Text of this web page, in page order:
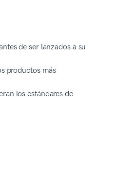
de ser lanzados a su
productos más
los estándares de